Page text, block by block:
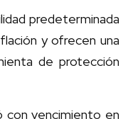
predeterminada
y ofrecen una
de protección
con vencimiento en